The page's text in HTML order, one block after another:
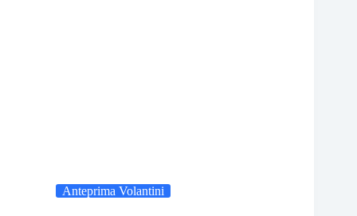
Anteprima Volantini